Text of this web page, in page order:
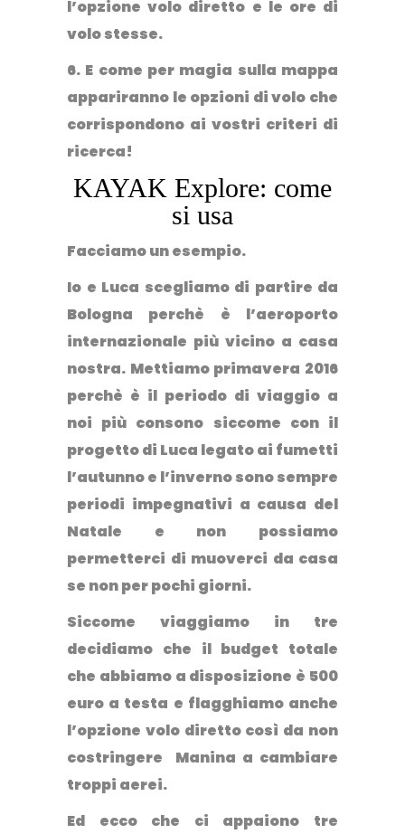
l’opzione volo diretto e le ore di
volo stesse.
6. E come per magia sulla mappa
appariranno le opzioni di volo che
corrispondono ai vostri criteri di
ricerca!
KAYAK Explore: come
si usa
Facciamo un esempio.
Io e Luca scegliamo di partire da
Bologna perchè è l’aeroporto
internazionale più vicino a casa
nostra. Mettiamo primavera 2016
perchè è il periodo di viaggio a
noi più consono siccome con il
progetto di Luca legato ai fumetti
l’autunno e l’inverno sono sempre
periodi impegnativi a causa del
Natale e non possiamo
permetterci di muoverci da casa
se non per pochi giorni.
Siccome viaggiamo in tre
decidiamo che il budget totale
che abbiamo a disposizione è 500
euro a testa e flagghiamo anche
l’opzione volo diretto così da non
costringere Manina a cambiare
troppi aerei.
Ed ecco che ci appaiono tre